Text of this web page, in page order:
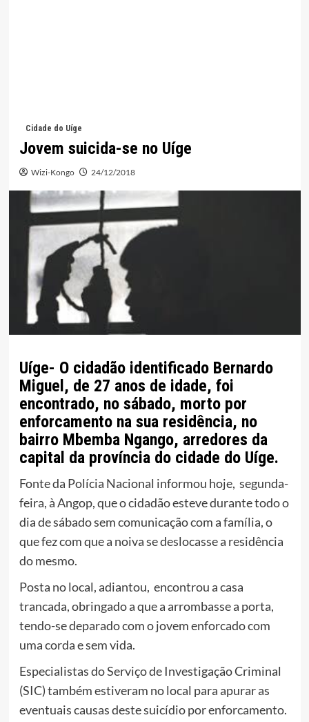
Cidade do Uíge
Jovem suicida-se no Uíge
Wizi-Kongo 24/12/2018
Uíge- O cidadão identificado Bernardo
Miguel, de 27 anos de idade, foi
encontrado, no sábado, morto por
enforcamento na sua residência, no
bairro Mbemba Ngango, arredores da
capital da província do cidade do Uíge.
Fonte da Polícia Nacional informou hoje, segunda-
feira, à Angop, que o cidadão esteve durante todo o
dia de sábado sem comunicação com a família, o
que fez com que a noiva se deslocasse a residência
do mesmo.
Posta no local, adiantou, encontrou a casa
trancada, obringado a que a arrombasse a porta,
tendo-se deparado com o jovem enforcado com
uma corda e sem vida.
Especialistas do Serviço de Investigação Criminal
(SIC) também estiveram no local para apurar as
eventuais causas deste suicídio por enforcamento.